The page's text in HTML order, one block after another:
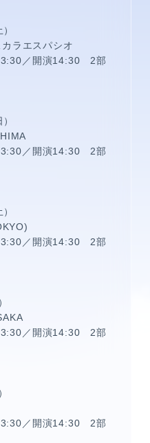
ラエスパシオ
／開演14:30 2部
／開演14:30 2部
／開演14:30 2部
／開演14:30 2部
／開演14:30 2部